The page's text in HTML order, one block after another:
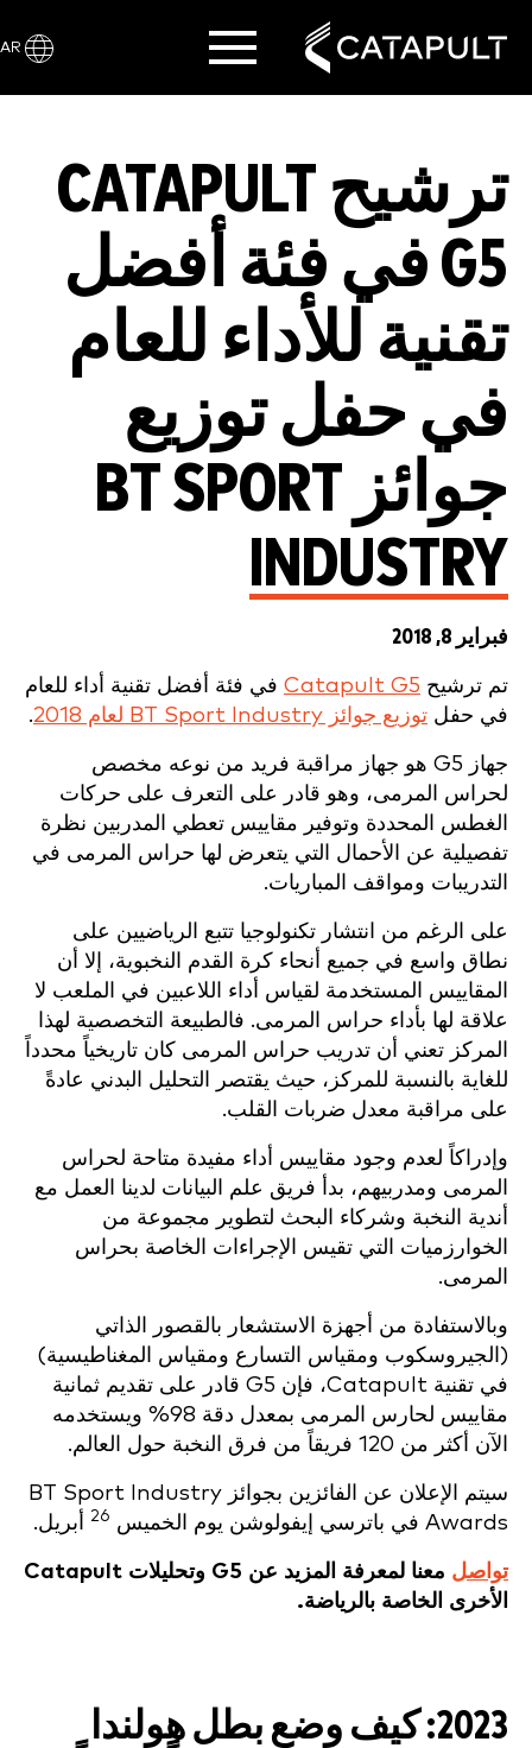
ترشيح CATAPULT
G5 في فئة أفضل
تقنية للأداء للعام
في حفل توزيع
جوائز BT SPORT
INDUSTRY
فبراير 8, 2018
تم ترشيح Catapult G5 في فئة أفضل تقنية أداء للعام
في حفل توزيع جوائز BT Sport Industry لعام 2018 .
جهاز G5 هو جهاز مراقبة فريد من نوعه مخصص
لحراس المرمى، وهو قادر على التعرف على حركات
الغطس المحددة وتوفير مقاييس تعطي المدربين نظرة
تفصيلية عن الأحمال التي يتعرض لها حراس المرمى في
التدريبات ومواقف المباريات.
على الرغم من انتشار تكنولوجيا تتبع الرياضيين على
نطاق واسع في جميع أنحاء كرة القدم النخبوية، إلا أن
المقاييس المستخدمة لقياس أداء اللاعبين في الملعب لا
علاقة لها بأداء حراس المرمى. فالطبيعة التخصصية لهذا
المركز تعني أن تدريب حراس المرمى كان تاريخياً محدداً
للغاية بالنسبة للمركز، حيث يقتصر التحليل البدني عادةً
على مراقبة معدل ضربات القلب.
وإدراكاً لعدم وجود مقاييس أداء مفيدة متاحة لحراس
المرمى ومدربيهم، بدأ فريق علم البيانات لدينا العمل مع
أندية النخبة وشركاء البحث لتطوير مجموعة من
الخوارزميات التي تقيس الإجراءات الخاصة بحراس
المرمى.
وبالاستفادة من أجهزة الاستشعار بالقصور الذاتي
(الجيروسكوب ومقياس التسارع ومقياس المغناطيسية)
في تقنية Catapult، فإن G5 قادر على تقديم ثمانية
مقاييس لحارس المرمى بمعدل دقة 98% ويستخدمه
الآن أكثر من 120 فريقاً من فرق النخبة حول العالم.
سيتم الإعلان عن الفائزين بجوائز BT Sport Industry
Awards في باترسي إيفولوشن يوم الخميس
26 أبريل.
تواصل
معنا لمعرفة المزيد عن G5 وتحليلات Catapult
الأخرى الخاصة بالرياضة.
2023: كيف وضع بطل هولندا